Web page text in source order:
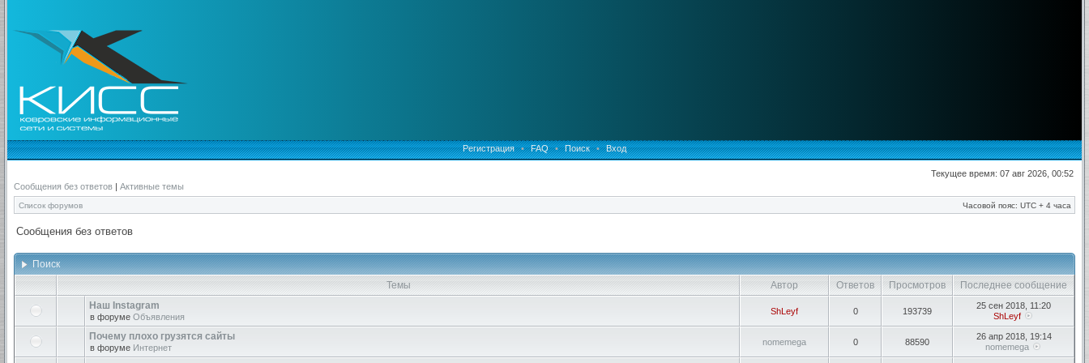
Регистрация • FAQ • Поиск • Вход
Текущее время: 07 авг 2026, 00:52
Сообщения без ответов | Активные темы
Список форумов Часовой пояс: UTC + 4 часа
Сообщения без ответов
Поиск
Темы
Автор Ответов Просмотров
Последнее сообщение
Наш Instagram
в форуме Объявления
ShLeyf 0 193739
25 сен 2018, 11:20
ShLeyf
Почему плохо грузятся сайты
в форуме Интернет
nomemega 0 88590
26 апр 2018, 19:14
nomemega